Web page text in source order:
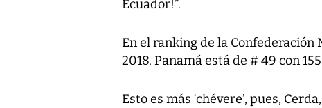
Ecuador!”.
En el ranking de la
2018. Panamá está de # 49 con
Esto es más ‘chévere’, pues,